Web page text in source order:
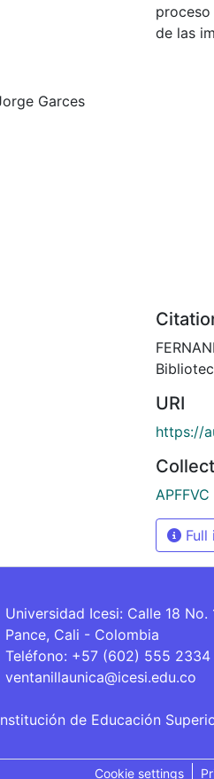
Garces
de las
URI
https://
Full
Universidad Icesi: Calle 18 No.
Pance, Cali - Colombia
Teléfono: +57 (602) 555 2334
ventanillaunica@icesi.edu.co
de Educación
Cookie settings